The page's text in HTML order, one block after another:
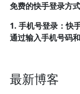
免费的快手登录方
1. 手机号登录：快
通过输入手机号码
最新博客